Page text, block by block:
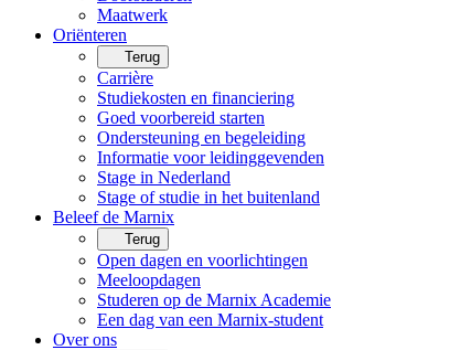
Maatwerk
Oriënteren
Terug
Carrière
Studiekosten en financiering
Goed voorbereid starten
Ondersteuning en begeleiding
Informatie voor leidinggevenden
Stage in Nederland
Stage of studie in het buitenland
Beleef de Marnix
Terug
Open dagen en voorlichtingen
Meeloopdagen
Studeren op de Marnix Academie
Een dag van een Marnix-student
Over ons